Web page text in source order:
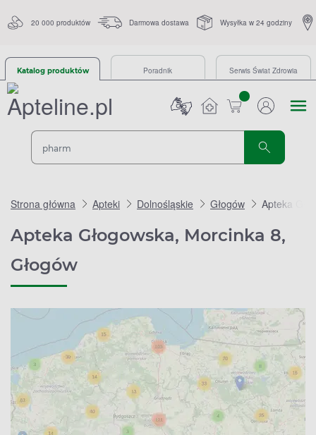
20 000 produktów Darmowa dostawa Wysyłka w 24 godziny
Katalog produktów Poradnik Serwis Świat Zdrowia
sztuk
Strona główna Apteki Dolnośląskie Głogów Apteka
Apteka Głogowska, Morcinka 8,
Głogów